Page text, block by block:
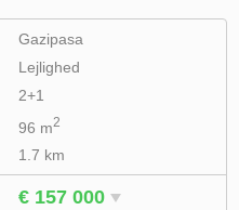
Gazipasa
Lejlighed
2+1
96 m2
1.7 km
€ 157 000